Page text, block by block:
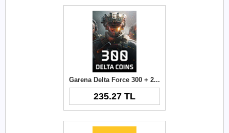
Garena Delta Force 300 + 21 Delta Coins TR
235.27 TL